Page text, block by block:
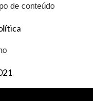
de conteúdo